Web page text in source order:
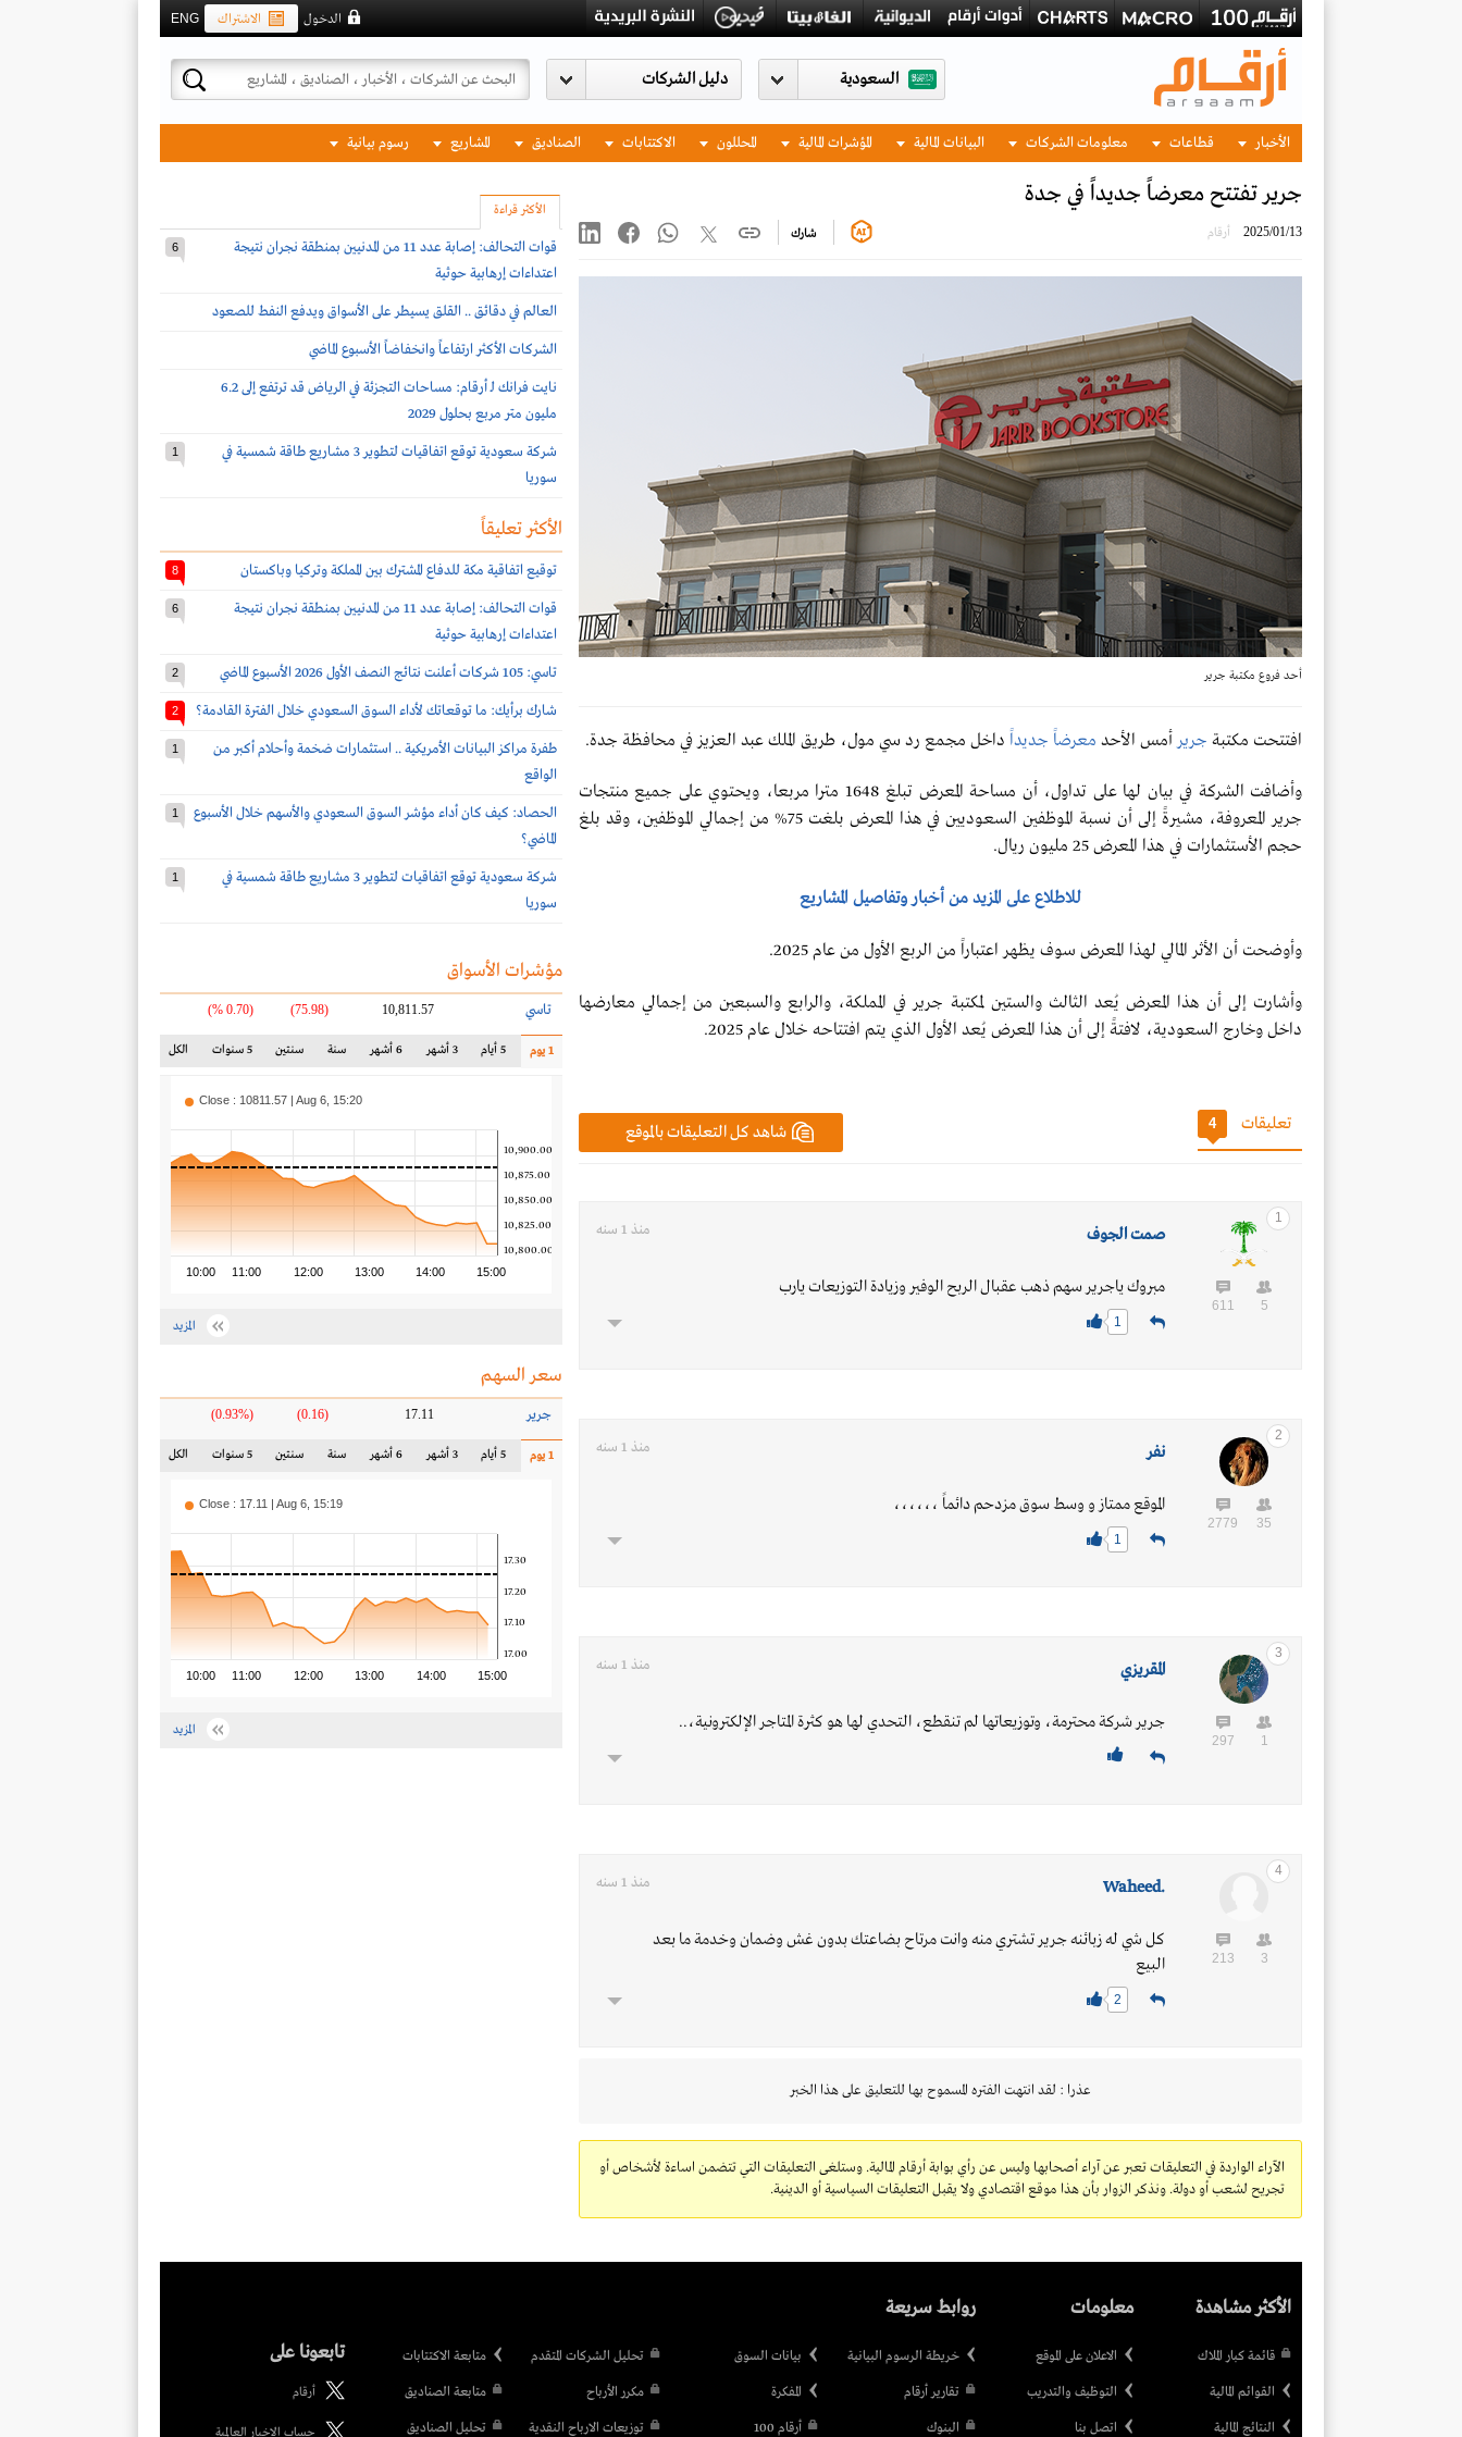
ENG الاشتراك الدخول
السعودية
الأخبار قطاعات معلومات الشركات البيانات المالية المؤشرات المالية المحللون الاكتتابات الصناديق المشاريع رسوم بيانية
جرير تفتتح معرضاً جديداً في جدة
2025/01/13 أرقام شارك
أحد فروع مكتبة جرير
افتتحت مكتبة جريرأمس الأحد معرضاً جديداً داخل مجمع رد سي مول، طريق الملك عبد العزيز في محافظة جدة.
وأضافت الشركة في بيان لها على تداول، أن مساحة المعرض تبلغ 1648 مترا مربعا، ويحتوي على جميع منتجات
جرير المعروفة، مشيرةً إلى أن نسبة الموظفين السعوديين في هذا المعرض بلغت 75% من إجمالي الموظفين، وقد بلغ
حجم الأستثمارات في هذا المعرض 25 مليون ريال.
للاطلاع على المزيد من أخبار وتفاصيل المشاريع
وأوضحت أن الأثر المالي لهذا المعرض سوف يظهر اعتباراً من الربع الأول من عام 2025.
وأشارت إلى أن هذا المعرض يُعد الثالث والستين لمكتبة جرير في المملكة، والرابع والسبعين من إجمالي معارضها
داخل وخارج السعودية، لافتةً إلى أن هذا المعرض يُعد الأول الذي يتم افتتاحه خلال عام 2025.
شاهد كل التعليقات بالموقع تعليقات 4
1
5
611
صمت الجوف منذ 1 سنه
مبروك ياجرير سهم ذهب عقبال الربح الوفير وزيادة التوزيعات يارب
1
2
35
2779
نفر منذ 1 سنه
الموقع ممتاز و وسط سوق مزدحم دائماً ،،،،،،
1
3
1
297
المقريزي منذ 1 سنه
جرير شركة محترمة، وتوزيعاتها لم تنقطع، التحدي لها هو كثرة المتاجر الإلكترونية،..
4
3
213
.Waheed منذ 1 سنه
كل شي له زبائنه جرير تشتري منه وانت مرتاح بضاعتك بدون غش وضمان وخدمة ما بعد
البيع
2
عذرا : لقد انتهت الفتره المسموح بها للتعليق على هذا الخبر
الآراء الواردة في التعليقات تعبر عن آراء أصحابها وليس عن رأي بوابة أرقام المالية. وستلغى التعليقات التي تتضمن اساءة لأشخاص أو
تجريح لشعب أو دولة. ونذكر الزوار بأن هذا موقع اقتصادي ولا يقبل التعليقات السياسية أو الدينية.
الأكثر قراءة
قوات التحالف: إصابة عدد 11 من المدنيين بمنطقة نجران نتيجة
اعتداءات إرهابية حوثية
6
العالم في دقائق .. القلق يسيطر على الأسواق ويدفع النفط للصعود
الشركات الأكثر ارتفاعاً وانخفاضاً الأسبوع الماضي
نايت فرانك لـ أرقام: مساحات التجزئة في الرياض قد ترتفع إلى 6.2
مليون متر مربع بحلول 2029
شركة سعودية توقع اتفاقيات لتطوير 3 مشاريع طاقة شمسية في
سوريا
1
الأكثر تعليقاً
توقيع اتفاقية مكة للدفاع المشترك بين المملكة وتركيا وباكستان 8
قوات التحالف: إصابة عدد 11 من المدنيين بمنطقة نجران نتيجة
اعتداءات إرهابية حوثية
6
تاسي: 105 شركات أعلنت نتائج النصف الأول 2026 الأسبوع الماضي 2
شارك برأيك: ما توقعاتك لأداء السوق السعودي خلال الفترة القادمة؟ 2
طفرة مراكز البيانات الأمريكية .. استثمارات ضخمة وأحلام أكبر من
الواقع
1
الحصاد: كيف كان أداء مؤشر السوق السعودي والأسهم خلال الأسبوع
الماضي؟
1
شركة سعودية توقع اتفاقيات لتطوير 3 مشاريع طاقة شمسية في
سوريا
1
مؤشرات الأسواق
تاسي 10,811.57
(75.98)
(0.70 %)
1 يوم 5 أيام 3 أشهر 6 أشهر سنة سنتين 5 سنوات الكل
10:00 11:00 12:00 13:00 14:00 15:00
10,800.00
10,825.00
10,850.00
10,875.00
10,900.00
Close : 10811.57 | Aug 6, 15:20
المزيد
سعر السهم
جرير 17.11
(0.16)
(0.93%)
1 يوم 5 أيام 3 أشهر 6 أشهر سنة سنتين 5 سنوات الكل
10:00 11:00 12:00 13:00 14:00 15:00
17.00
17.10
17.20
17.30
Close : 17.11 | Aug 6, 15:19
المزيد
الأكثر مشاهدة
قائمة كبار الملاك
القوائم المالية
النتائج المالية
معلومات
الاعلان على الموقع
التوظيف والتدريب
اتصل بنا
روابط سريعة
خريطة الرسوم البيانية
تقارير أرقام
البنوك
بيانات السوق
المفكرة
أرقام 100
تحليل الشركات المتقدم
مكرر الأرباح
توزيعات الارباح النقدية
متابعة الاكتتابات
متابعة الصناديق
تحليل الصناديق
تابعونا على
أرقام
حساب الاخبار العالمية